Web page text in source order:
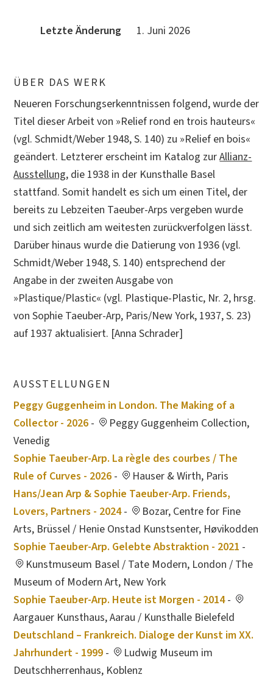
Letzte Änderung 1. Juni 2026
ÜBER DAS WERK
Neueren Forschungserkenntnissen folgend, wurde der
Titel dieser Arbeit von »Relief rond en trois hauteurs«
(vgl. Schmidt/Weber 1948, S. 140) zu »Relief en bois«
geändert. Letzterer erscheint im Katalog zurAllianz-
Ausstellung, die 1938 in der Kunsthalle Basel
stattfand. Somit handelt es sich um einen Titel, der
bereits zu Lebzeiten Taeuber-Arps vergeben wurde
und sich zeitlich am weitesten zurückverfolgen lässt.
Darüber hinaus wurde die Datierung von 1936 (vgl.
Schmidt/Weber 1948, S. 140) entsprechend der
Angabe in der zweiten Ausgabe von
»Plastique/Plastic« (vgl. Plastique-Plastic, Nr. 2, hrsg.
von Sophie Taeuber-Arp, Paris/New York, 1937, S. 23)
auf 1937 aktualisiert. [Anna Schrader]
AUSSTELLUNGEN
Peggy Guggenheim in London. The Making of a
Collector - 2026 -
Peggy Guggenheim Collection,
Venedig
Sophie Taeuber-Arp. La règle des courbes / The
Rule of Curves - 2026 -
Hauser & Wirth, Paris
Hans/Jean Arp & Sophie Taeuber-Arp. Friends,
Lovers, Partners - 2024-
Bozar, Centre for Fine
Arts, Brüssel / Henie Onstad Kunstsenter, Høvikodden
Sophie Taeuber-Arp. Gelebte Abstraktion - 2021 -
Kunstmuseum Basel / Tate Modern, London / The
Museum of Modern Art, New York
Sophie Taeuber-Arp. Heute ist Morgen - 2014-
Aargauer Kunsthaus, Aarau / Kunsthalle Bielefeld
Deutschland – Frankreich. Dialoge der Kunst im XX.
Jahrhundert - 1999 -
Ludwig Museum im
Deutschherrenhaus, Koblenz